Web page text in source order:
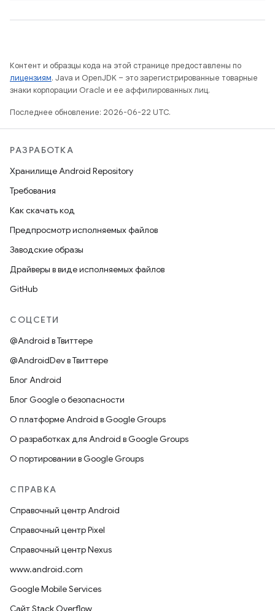
Контент и образцы кода на этой странице предоставлены по
лицензиям. Java и OpenJDK – это зарегистрированные товарные
знаки корпорации Oracle и ее аффилированных лиц.
Последнее обновление: 2026-06-22 UTC.
РАЗРАБОТКА
Хранилище Android Repository
Требования
Как скачать код
Предпросмотр исполняемых файлов
Заводские образы
Драйверы в виде исполняемых файлов
GitHub
СОЦСЕТИ
@Android в Твиттере
@AndroidDev в Твиттере
Блог Android
Блог Google о безопасности
О платформе Android в Google Groups
О разработках для Android в Google Groups
О портировании в Google Groups
СПРАВКА
Справочный центр Android
Справочный центр Pixel
Справочный центр Nexus
www.android.com
Google Mobile Services
Сайт Stack Overflow